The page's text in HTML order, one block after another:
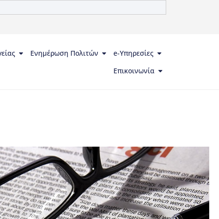
Ενημέρωση Πολιτών
e-Υπηρεσίες
Επικοινωνία